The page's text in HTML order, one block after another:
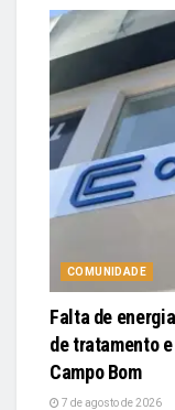
COMUNIDADE
Falta de
de tratamento
Campo Bom
7 de agosto de 2026